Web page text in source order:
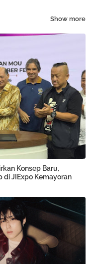
Show more
Konsep Baru,
di JIExpo Kemayoran